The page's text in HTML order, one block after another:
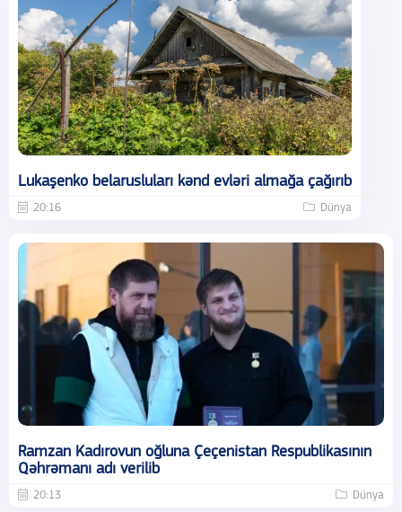
Lukaşenko belarusluları kənd evləri almağa çağırıb
20:16 Dünya
Ramzan Kadırovun oğluna Çeçenistan Respublikasının
Qəhrəmanı adı verilib
20:13 Dünya